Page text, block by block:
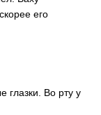
его
глазки. Во рту у